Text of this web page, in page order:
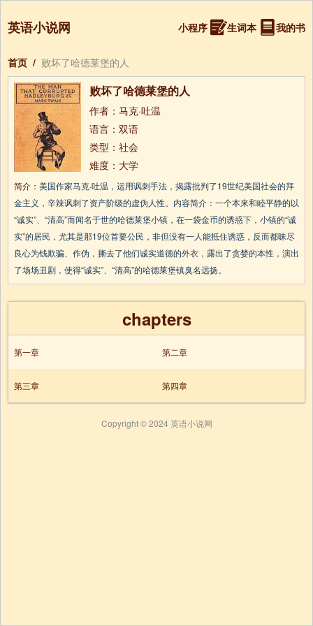
英语小说网 小程序 生词本 我的书
首页 / 败坏了哈德莱堡的人
败坏了哈德莱堡的人
作者：马克·吐温
语言：双语
类型：社会
难度：大学
简介： 美国作家马克·吐温，运用讽刺手法，揭露批判了19世纪美国社会的拜
金主义，辛辣讽刺了资产阶级的虚伪人性。内容简介：一个本来和睦平静的以
“诚实”、“清高”而闻名于世的哈德莱堡小镇，在一袋金币的诱惑下，小镇的“诚
实”的居民，尤其是那19位首要公民，非但没有一人能抵住诱惑，反而都昧尽
良心为钱欺骗、作伪，撕去了他们诚实道德的外衣，露出了贪婪的本性，演出
了场场丑剧，使得“诚实”、“清高”的哈德莱堡镇臭名远扬。
chapters
第一章 第二章
第三章 第四章
Copyright © 2024 英语小说网